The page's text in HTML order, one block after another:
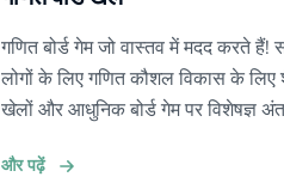
गणित बोर्ड गेम जो वास्तव में मदद करते हैं!
लोगों के लिए गणित कौशल विकास के लिए
खेलों और आधुनिक बोर्ड गेम पर विशेषज्ञ
और पढ़ें